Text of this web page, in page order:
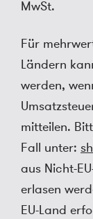
MwSt.
Für
Ländern
werden,
mitteilen.
Fall unter:
aus Nicht-
erlasen
EU-Land